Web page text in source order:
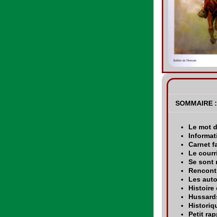
SOMMAIRE :
Le mot
Carnet
Le
Se sont
Les
Histoire
Petit